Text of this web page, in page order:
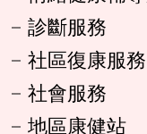
診斷服務
社區復康服務
社會服務
地區康健站